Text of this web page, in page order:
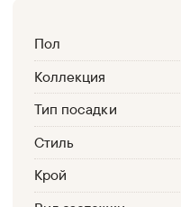
Пол
Коллекция
Тип посадки
Стиль
Крой